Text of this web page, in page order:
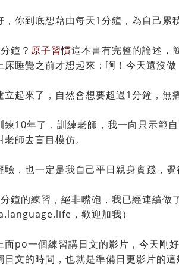
，你到底想藉由每天1分鐘，為自己累
鐘？ 原子習慣這本書有完整的論述，
床睡覺之前才想起來：啊！今天還沒
立起來了，自然會想要超過1分鐘，無
練10年了，訓練老師，我一向只示範
師去盲目模仿。
驗，也一定是我自己平日親身實踐，覺
鐘的練習，絕非嘴砲，我已經連續
，歡迎加我）
面po一個練習講日文的影片，今天剛
日文的時間，也就是準備日更影片的